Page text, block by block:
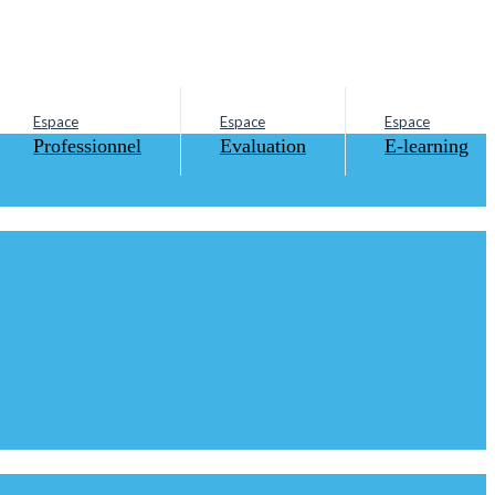
Espace
Professionnel
Espace
Evaluation
Espace
E-learning